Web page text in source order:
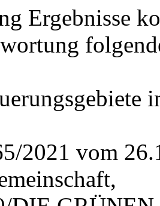
Ergebnisse
2021 vom